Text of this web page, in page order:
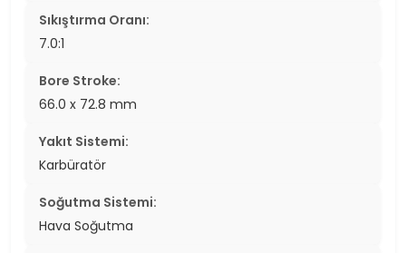
Sıkıştırma Oranı:
7.0:1
Bore Stroke:
66.0 x 72.8 mm
Yakıt Sistemi:
Karbüratör
Soğutma Sistemi:
Hava Soğutma